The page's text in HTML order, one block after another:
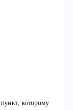
которому